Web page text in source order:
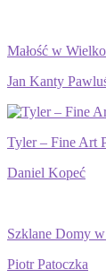
Małość w
Jan Kanty
Tyler – Fine Art
Daniel Kopeć
Szklane Domy
Piotr Patoczka